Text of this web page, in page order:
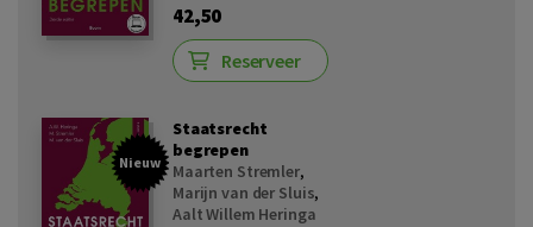
42,50
Reserveer
Nieuw
Staatsrecht
begrepen
Maarten Stremler,
Marijn van der Sluis,
Aalt Willem Heringa